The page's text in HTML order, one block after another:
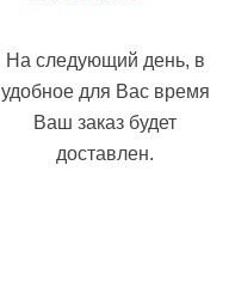
На следующий день, в
удобное для Вас время
Ваш заказ будет
доставлен.